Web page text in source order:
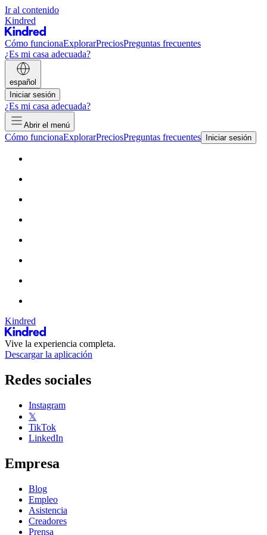
Ir al contenido
Kindred
Cómo funcionaExplorarPreciosPreguntas frecuentes
¿Es mi casa adecuada?
español
Iniciar sesión
¿Es mi casa adecuada?
Abrir el menú
Cómo funcionaExplorarPreciosPreguntas frecuentes Iniciar sesión
Kindred
Vive la experiencia completa.
Descargar la aplicación
Redes sociales
Instagram
𝕏
TikTok
LinkedIn
Empresa
Blog
Empleo
Asistencia
Creadores
Prensa